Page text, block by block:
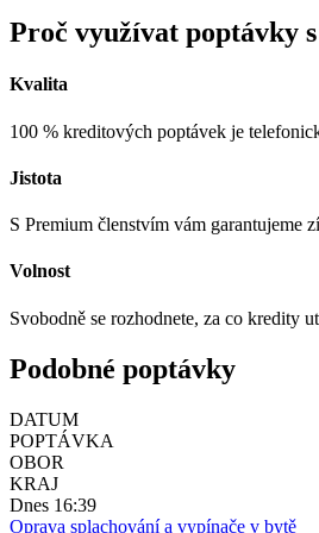
Proč využívat poptávky
Kvalita
100 % kreditových poptávek je
Jistota
S Premium členstvím vám garantujeme
Volnost
Svobodně se rozhodnete, za co kredity
Podobné poptávky
DATUM
POPTÁVKA
OBOR
KRAJ
Dnes 16:39
Oprava splachování a vypínače v bytě